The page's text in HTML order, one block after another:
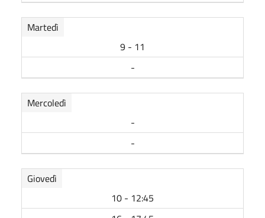
Martedì
9 - 11
-
Mercoledì
-
-
Giovedì
10 - 12:45